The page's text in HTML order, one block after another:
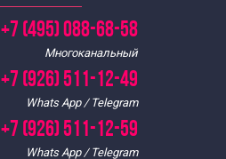
+7 (495) 088-68-58
Многоканальный
+7 (926) 511-12-49
Whats App / Telegram
+7 (926) 511-12-59
Whats App / Telegram